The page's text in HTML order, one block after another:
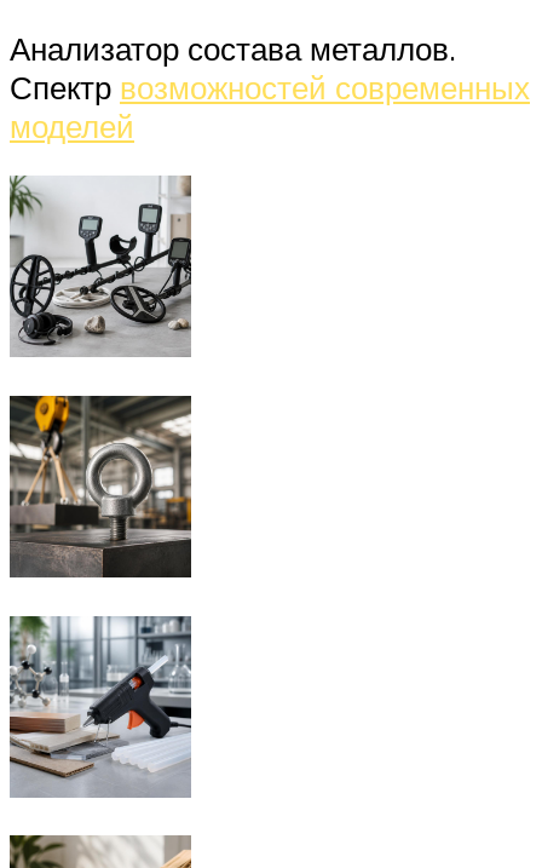
Анализатор состава металлов.
Спектр возможностей современных
моделей